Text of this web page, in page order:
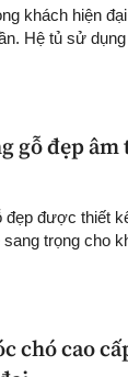
khách hiện
Hệ tủ sử
gỗ đẹp
đẹp được thiết
trọng cho
chó cao